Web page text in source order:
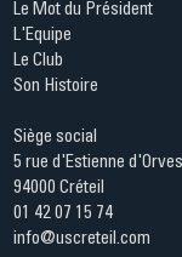
Le Mot du Président
L'Equipe
Le Club
Son Histoire
Siège social
5 rue d'Estienne d'Orves
94000 Créteil
01 42 07 15 74
info@uscreteil.com